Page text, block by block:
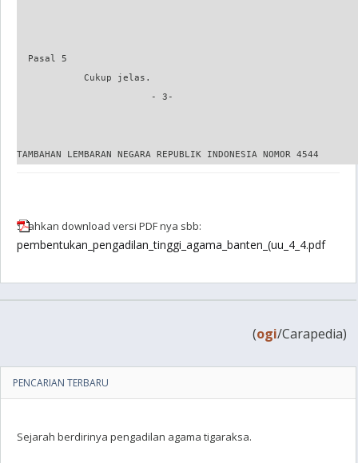
  Pasal 5
            Cukup jelas.
                        - 3-
Silahkan download versi PDF nya sbb:
pembentukan_pengadilan_tinggi_agama_banten_(uu_4_4.pdf
(ogi/Carapedia)
PENCARIAN TERBARU
Sejarah berdirinya pengadilan agama tigaraksa.